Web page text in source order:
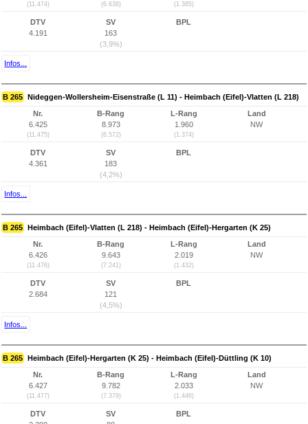
(11.474) (6.638) (1.385)
DTV
4.191
SV
163
(3,9%)
BPL
Infos...
B 265 Nideggen-Wollersheim-Eisenstraße (L 11) - Heimbach (Eifel)-Vlatten (L 218)
Nr.
6.425
(11.475)
B-Rang
8.973
(6.572)
L-Rang
1.960
(1.374)
Land
NW
DTV
4.361
SV
183
(4,2%)
BPL
Infos...
B 265 Heimbach (Eifel)-Vlatten (L 218) - Heimbach (Eifel)-Hergarten (K 25)
Nr.
6.426
(11.476)
B-Rang
9.643
(7.241)
L-Rang
2.019
(1.432)
Land
NW
DTV
2.684
SV
121
(4,5%)
BPL
Infos...
B 265 Heimbach (Eifel)-Hergarten (K 25) - Heimbach (Eifel)-Düttling (K 10)
Nr.
6.427
(11.477)
B-Rang
9.782
(7.379)
L-Rang
2.033
(1.446)
Land
NW
DTV
SV
BPL